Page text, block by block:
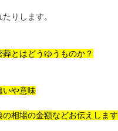
りします。
葬とはどうゆうものか？
いや意味
の相場の金額などお伝えしま